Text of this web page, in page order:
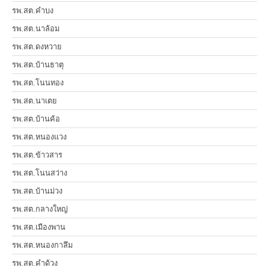
รพ.สต.คำบง
รพ.สต.นาล้อม
รพ.สต.ดงหวาย
รพ.สต.บ้านธาตุ
รพ.สต.โนนทอง
รพ.สต.นาเตย
รพ.สต.บ้านค้อ
รพ.สต.หนองแวง
รพ.สต.ข้าวสาร
รพ.สต.โนนสว่าง
รพ.สต.บ้านม่วง
รพ.สต.กลางใหญ่
รพ.สต.เมืองพาน
รพ.สต.หนองกาลึม
รพ.สต.คำด้วง